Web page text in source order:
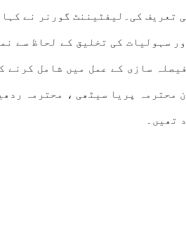
کی۔لیفٹیننٹ گورنر نے
کی تخلیق کے لحاظ سے
سازی کے عمل میں شامل
پریا سیٹھی ، محترمہ
تھیں۔